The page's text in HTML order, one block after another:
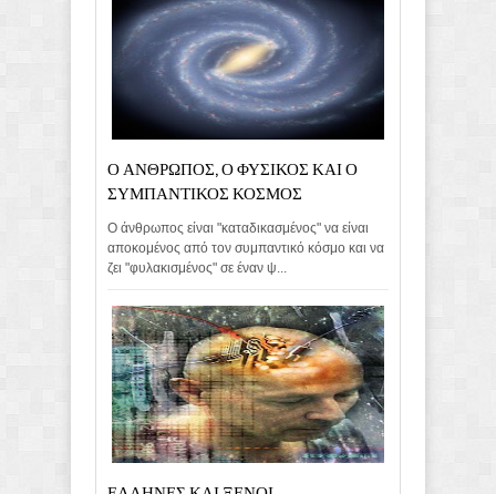
Ο ΑΝΘΡΩΠΟΣ, Ο ΦΥΣΙΚΟΣ ΚΑΙ Ο
ΣΥΜΠΑΝΤΙΚΟΣ ΚΟΣΜΟΣ
Ο άνθρωπος είναι "καταδικασμένος" να είναι
αποκομένος από τον συμπαντικό κόσμο και να
ζει "φυλακισμένος" σε έναν ψ...